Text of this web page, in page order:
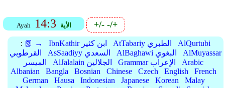
Ayah 14:3 الأية +/--/+
: 📗 → IbnKathir ابن كثير AtTabariy الطبري
AlQurtubi
القرطوبي
AsSaadiyy السعدي AlBaghawi البغوي
AlMuyassar
الميسر
AlJalalain الجلالين Grammar الإعراب
Arabic
Albanian
Bangla Bosnian Chinese Czech English
French
German
Hausa Indonesian Japanese Korean
Malay